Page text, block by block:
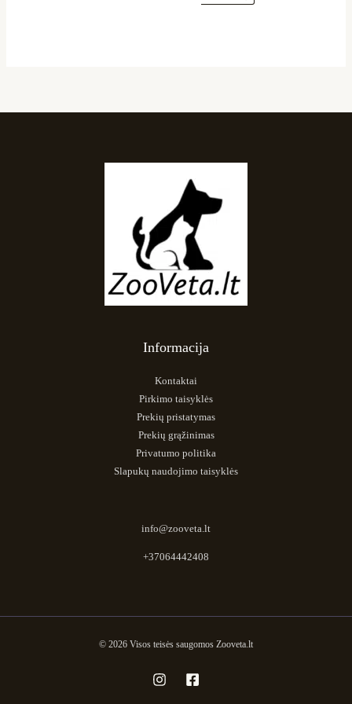
Informacija
Kontaktai
Pirkimo taisyklės
Prekių pristatymas
Prekių grąžinimas
Privatumo politika
Slapukų naudojimo taisyklės
info@zooveta.lt
+37064442408
© 2026 Visos teisės saugomos Zooveta.lt